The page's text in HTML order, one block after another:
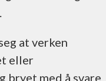
at verken
eller
bryet med å svare